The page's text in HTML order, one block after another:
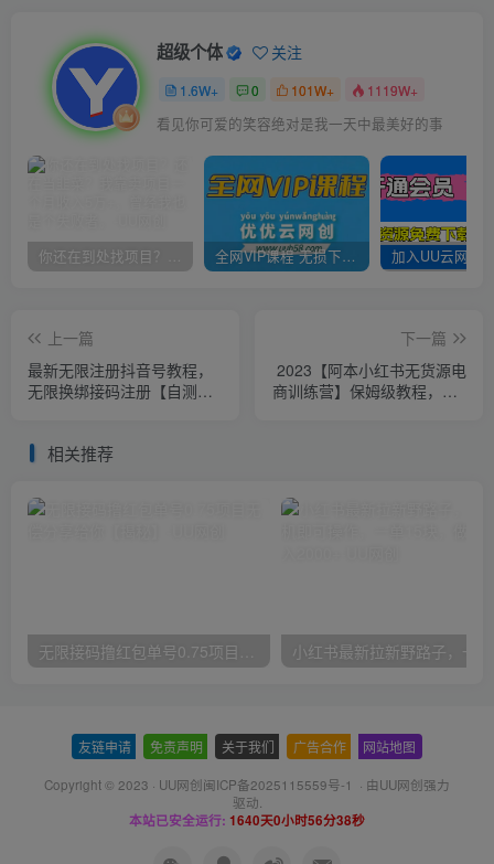
超级个体 关注
1.6W+ 0 101W+ 1119W+
看见你可爱的笑容绝对是我一天中最美好的事
你还在到处找项目？还在当韭菜？我靠卖项目一个月收入5万+，曾经我也是个失败者。 全网VIP课程 无损下载~
上一篇
最新无限注册抖音号教程，
无限换绑接码注册【自测，
下一篇
2023【阿本小红书无货源电
商训练营】保姆级教程，从0
相关推荐
无限接码撸红包单号0.75项目无偿分享给你【揭秘】
友链申请 免责声明 关于我们 广告合作 网站地图
Copyright © 2023 · UU网创闽ICP备2025115559号-1 · 由UU网创强力
驱动.
本站已安全运行: 1640天0小时56分39秒